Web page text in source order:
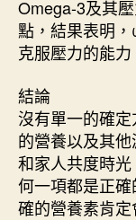
Omega-3及其
點，結果表明
克服壓力的能力
結論
沒有單一的確
的營養以及其
和家人共度時
何一項都是正
確的營養素肯